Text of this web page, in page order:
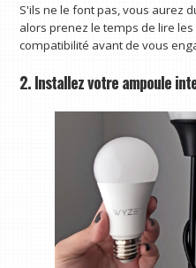
S'ils ne le font pas, vous aurez
alors prenez le temps de lire
compatibilité avant de vous
2. Installez votre ampoule